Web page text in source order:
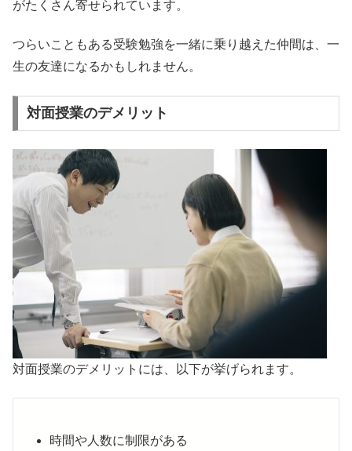
がたくさん寄せられています。
つらいこともある受験勉強を一緒に乗り越えた仲間は、一
生の友達になるかもしれません。
対面授業のデメリット
対面授業のデメリットには、以下が挙げられます。
時間や人数に制限がある